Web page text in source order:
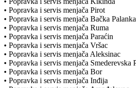
• Popravka i servis menjača Pirot
• Popravka i servis menjača Bačka Palanka
• Popravka i servis menjača Ruma
• Popravka i servis menjača Paraćin
• Popravka i servis menjača Vršac
• Popravka i servis menjača Aleksinac
• Popravka i servis menjača Smederevska
• Popravka i servis menjača Bor
• Popravka i servis menjača Inđija